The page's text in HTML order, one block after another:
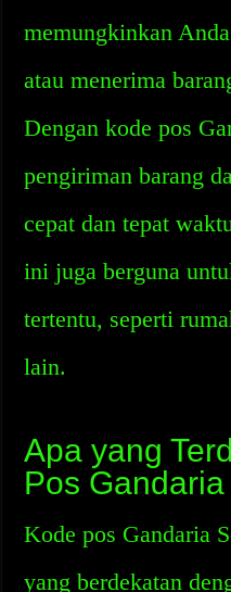
memungkinkan
atau menerima
Dengan kode pos
pengiriman barang
cepat dan tepat
ini juga berguna
tertentu, seperti
lain.
Apa yang
Pos
Kode pos Gandaria
yang berdekatan